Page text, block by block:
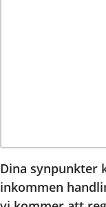
Dina synpunkter
inkommen